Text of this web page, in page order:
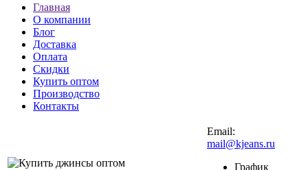
Главная
О компании
Блог
Доставка
Оплата
Скидки
Купить оптом
Производство
Контакты
Email:
mail@kjeans.ru
График